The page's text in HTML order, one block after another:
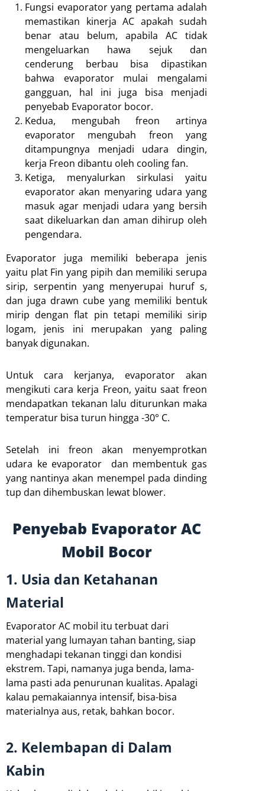
Fungsi evaporator yang pertama adalah
memastikan kinerja AC apakah sudah
benar atau belum, apabila AC tidak
mengeluarkan hawa sejuk dan
cenderung berbau bisa dipastikan
bahwa evaporator mulai mengalami
gangguan, hal ini juga bisa menjadi
penyebab Evaporator bocor.
Kedua, mengubah freon artinya
evaporator mengubah freon yang
ditampungnya menjadi udara dingin,
kerja Freon dibantu oleh cooling fan.
Ketiga, menyalurkan sirkulasi yaitu
evaporator akan menyaring udara yang
masuk agar menjadi udara yang bersih
saat dikeluarkan dan aman dihirup oleh
pengendara.
Evaporator juga memiliki beberapa jenis
yaitu plat Fin yang pipih dan memiliki serupa
sirip, serpentin yang menyerupai huruf s,
dan juga drawn cube yang memiliki bentuk
mirip dengan flat pin tetapi memiliki sirip
logam, jenis ini merupakan yang paling
banyak digunakan.
Untuk cara kerjanya, evaporator akan
mengikuti cara kerja Freon, yaitu saat freon
mendapatkan tekanan lalu diturunkan maka
temperatur bisa turun hingga -30° C.
Setelah ini freon akan menyemprotkan
udara ke evaporator dan membentuk gas
yang nantinya akan menempel pada dinding
tup dan dihembuskan lewat blower.
Penyebab Evaporator AC
Mobil Bocor
1. Usia dan Ketahanan
Material
Evaporator AC mobil itu terbuat dari
material yang lumayan tahan banting, siap
menghadapi tekanan tinggi dan kondisi
ekstrem. Tapi, namanya juga benda, lama-
lama pasti ada penurunan kualitas. Apalagi
kalau pemakaiannya intensif, bisa-bisa
materialnya aus, retak, bahkan bocor.
2. Kelembapan di Dalam
Kabin